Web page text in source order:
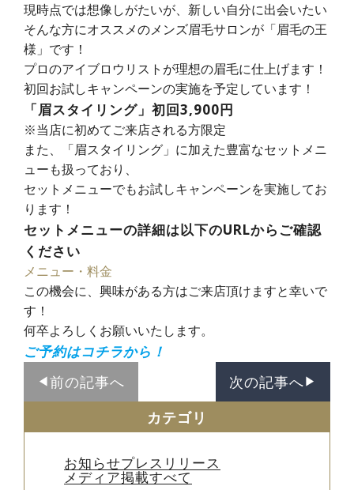
現時点では想像しがたいが、新しい自分に出会いたい
そんな方にオススメのメンズ眉毛サロンが「眉毛の王
様」です！
プロのアイブロウリストが理想の眉毛に仕上げます！
初回お試しキャンペーンの実施を予定しています！
「眉スタイリング」初回3,900円
※当店に初めてご来店される方限定
また、「眉スタイリング」に加えた豊富なセットメニ
ューも扱っており、
セットメニューでもお試しキャンペーンを実施してお
ります！
セットメニューの詳細は以下のURLからご確認
ください
メニュー・料金
この機会に、興味がある方はご来店頂けますと幸いで
す！
何卒よろしくお願いいたします。
ご予約はコチラから！
◀︎ 前の記事へ 次の記事へ ▶︎
カテゴリ
お知らせプレスリリース
メディア掲載すべて